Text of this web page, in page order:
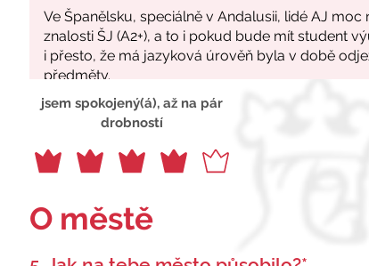
jsem spokojený(á), až na pár
drobností
O městě